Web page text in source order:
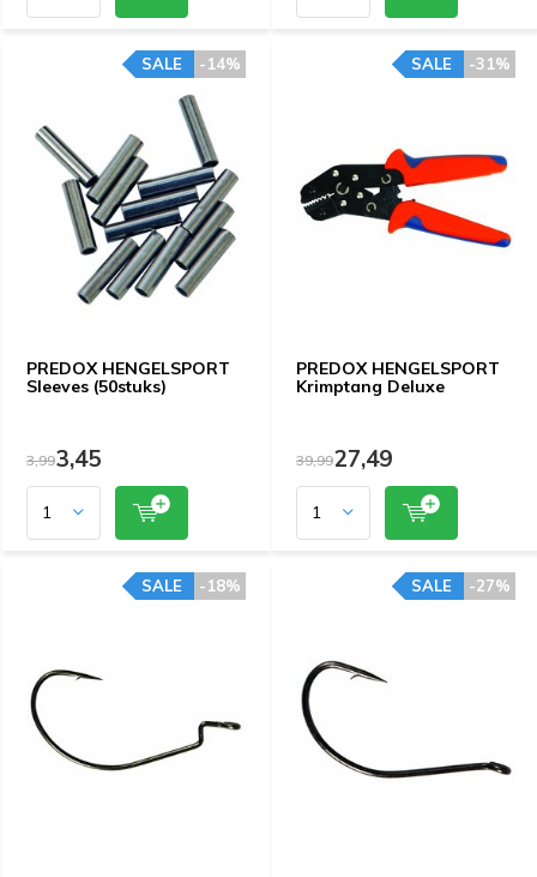
PREDOX HENGELSPORT
Sleeves (50stuks)
-14%
SALE
3,993,45
PREDOX HENGELSPORT
Krimptang Deluxe
-31%
SALE
39,9927,49
-18%
SALE -27%
SALE